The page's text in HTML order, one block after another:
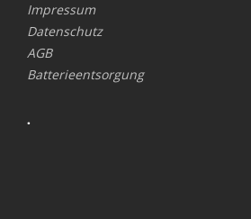
Impressum
Datenschutz
AGB
Batterieentsorgung
.